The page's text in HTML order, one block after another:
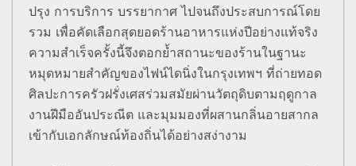
ปรุง การบริการ บรรยากาศ ไปจนถึงประสบการณ์โดย
รวม เพื่อคัดเลือกสุดยอดร้านอาหารแห่งปีอย่างแท้จริง
ความสำเร็จครั้งนี้จึงตอกย้ำสถานะของร้านในฐานะ
หมุดหมายสำคัญของไฟน์ไดนิ่งในกรุงเทพฯ ที่ถ่ายทอด
ศิลปะการครัวฝรั่งเศสร่วมสมัยผ่านวัตถุดิบตามฤดูกาล
งานฝีมืออันประณีต และมุมมองที่ผสานกลิ่นอายสากล
เข้ากับเอกลักษณ์ท้องถิ่นได้อย่างสง่างาม